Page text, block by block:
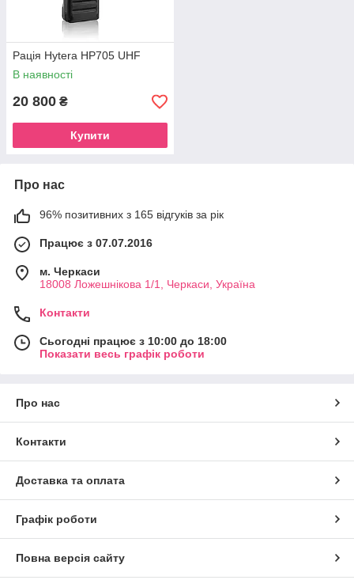
Рація Hytera HP705 UHF
В наявності
20 800 ₴
Купити
Про нас
96% позитивних з 165 відгуків за рік
Працює з 07.07.2016
м. Черкаси
18008 Ложешнікова 1/1, Черкаси, Україна
Контакти
Сьогодні працює з 10:00 до 18:00
Показати весь графік роботи
Про нас
Контакти
Доставка та оплата
Графік роботи
Повна версія сайту